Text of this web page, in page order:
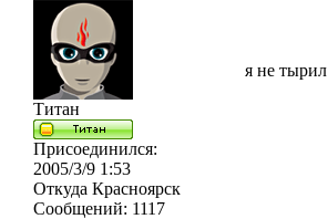
Титан
Присоединился:
2005/3/9 1:53
Откуда Красноярск
Сообщений: 1117
я не тырил